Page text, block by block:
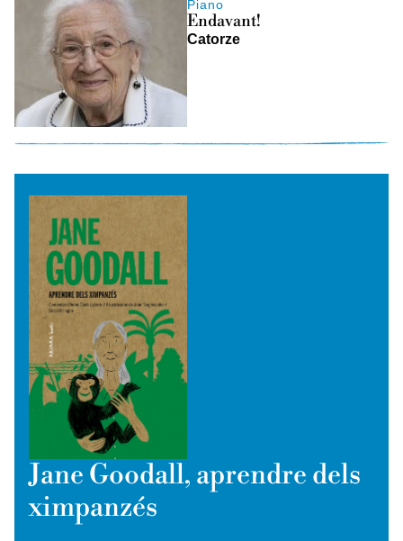
Piano
Endavant!
Catorze
Jane Goodall, aprendre dels
ximpanzés